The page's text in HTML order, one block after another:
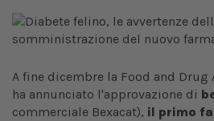
A fine dicembre la Food and Drug
ha annunciato l'approvazione di
commerciale Bexacat), il primo